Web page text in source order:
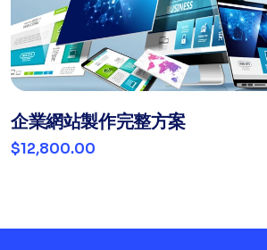
企業網站製作完整方案
$12,800.00